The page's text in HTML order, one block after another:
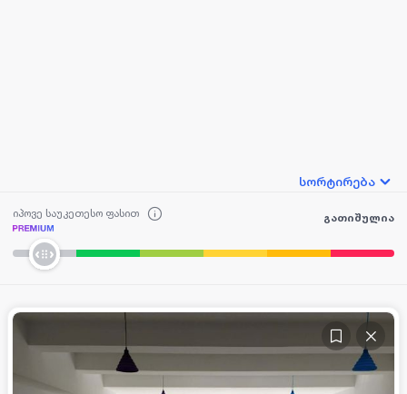
სორტირება
იპოვე საუკეთესო ფასით გათიშულია